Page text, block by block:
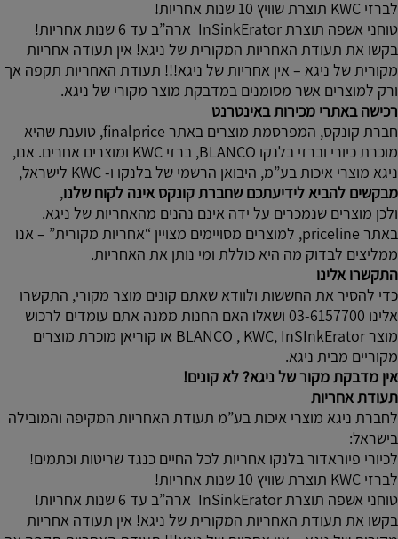
לברזי KWC תוצרת שוויץ 10 שנות אחריות!
טוחני אשפה תוצרת InSinkErator ארה”ב עד 6 שנות אחריות!
בקשו את תעודת האחריות המקורית של ניגא! אין תעודה אחריות
מקורית של ניגא – אין אחריות של ניגא!!! תעודת האחריות תקפה אך
ורק למוצרים אשר מסומנים במדבקת מוצר מקורי של ניגא.
רכישה באתרי מכירות באינטרנט
חברת קונקס, המפרסמת מוצרים באתר finalprice, טוענת שהיא
מוכרת כיורי וברזי בלנקו BLANCO, ברזי KWC ומוצרים אחרים. אנו,
ניגא מוצרי איכות בע”מ, היבואן הרשמי של בלנקו ו- KWC לישראל,
מבקשים להביא לידיעתכם שחברת קונקס אינה לקוח שלנו,
ולכן מוצרים שנמכרים על ידה אינם נהנים מהאחריות של ניגא.
באתר priceline, למוצרים מסויימים מצויין “אחריות מקורית” – אנו
ממליצים לבדוק מה היא כוללת ומי נותן את האחריות.
התקשרו אלינו
כדי להסיר את החששות ולוודא שאתם קונים מוצר מקורי, התקשרו
אלינו 03-6157700 ושאלו האם החנות ממנה אתם עומדים לרכוש
מוצר BLANCO , KWC, InSInkErator או קוריאן מוכרת מוצרים
מקוריים מבית ניגא.
אין מדבקת מקור של ניגא? לא קונים!
תעודת אחריות
לחברת ניגא מוצרי איכות בע”מ תעודת האחריות המקיפה והמובילה
בישראל:
לכיורי פיוראדור בלנקו אחריות לכל החיים כנגד שריטות וכתמים!
לברזי KWC תוצרת שוויץ 10 שנות אחריות!
טוחני אשפה תוצרת InSinkErator ארה”ב עד 6 שנות אחריות!
בקשו את תעודת האחריות המקורית של ניגא! אין תעודה אחריות